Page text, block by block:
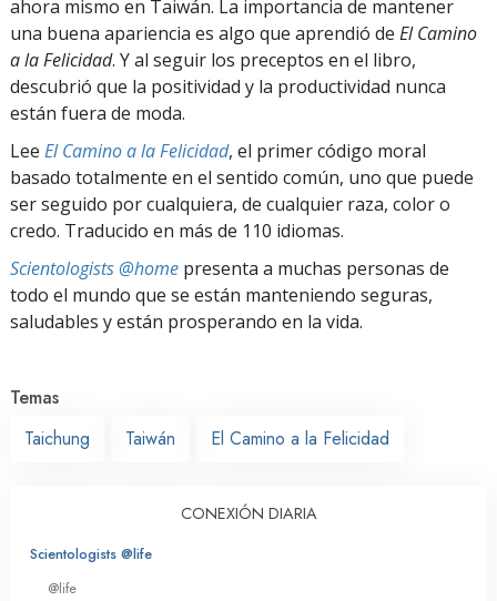
ahora mismo en Taiwán. La importancia de mantener
una buena apariencia es algo que aprendió de El Camino
a la Felicidad. Y al seguir los preceptos en el libro,
descubrió que la positividad y la productividad nunca
están fuera de moda.
Lee El Camino a la Felicidad, el primer código moral
basado totalmente en el sentido común, uno que puede
ser seguido por cualquiera, de cualquier raza, color o
credo. Traducido en más de 110 idiomas.
Scientologists @home presenta a muchas personas de
todo el mundo que se están manteniendo seguras,
saludables y están prosperando en la vida.
Temas
Taichung
Taiwán El Camino a la Felicidad
CONEXIÓN DIARIA
Scientologists @life
@life